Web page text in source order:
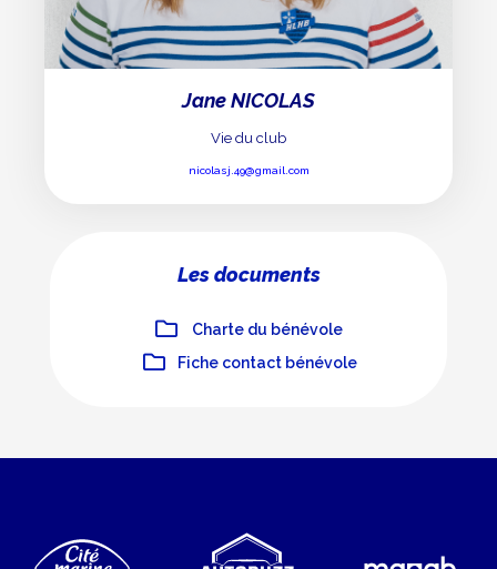
Jane NICOLAS
Vie du club
nicolasj.49@gmail.com
Les documents
Charte du bénévole
Fiche contact bénévole